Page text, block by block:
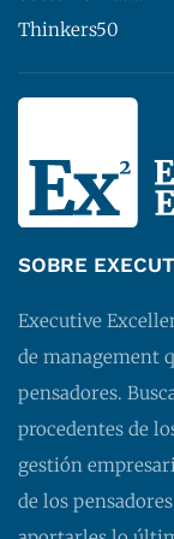
Thinkers50
SOBRE
Executive
de management
pensadores.
procedentes de
gestión
de los